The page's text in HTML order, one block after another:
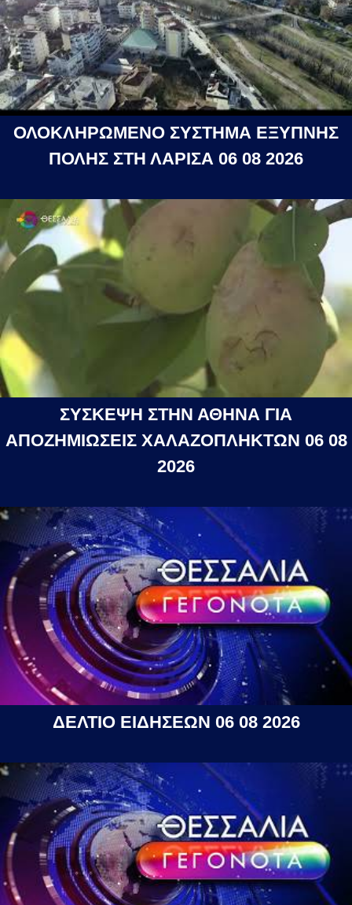
ΟΛΟΚΛΗΡΩΜΕΝΟ ΣΥΣΤΗΜΑ ΕΞΥΠΝΗΣ
ΠΟΛΗΣ ΣΤΗ ΛΑΡΙΣΑ 06 08 2026
ΣΥΣΚΕΨΗ ΣΤΗΝ ΑΘΗΝΑ ΓΙΑ
ΑΠΟΖΗΜΙΩΣΕΙΣ ΧΑΛΑΖΟΠΛΗΚΤΩΝ 06 08
2026
ΔΕΛΤΙΟ ΕΙΔΗΣΕΩΝ 06 08 2026